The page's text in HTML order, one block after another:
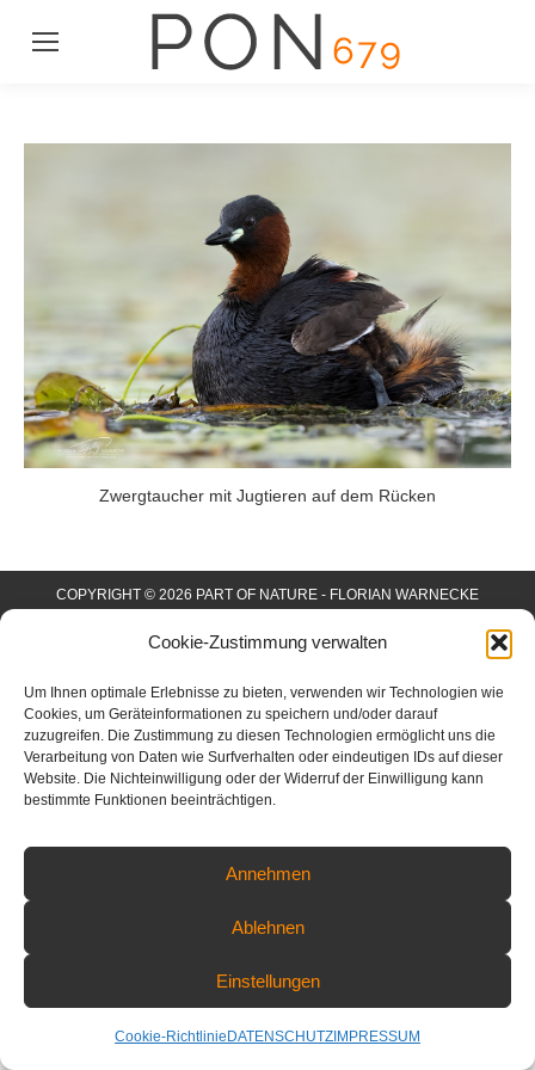
Cookie-Zustimmung verwalten
Um Ihnen optimale Erlebnisse zu bieten, verwenden wir Technologien wie
Cookies, um Geräteinformationen zu speichern und/oder darauf
zuzugreifen. Die Zustimmung zu diesen Technologien ermöglicht uns die
Verarbeitung von Daten wie Surfverhalten oder eindeutigen IDs auf dieser
Website. Die Nichteinwilligung oder der Widerruf der Einwilligung kann
bestimmte Funktionen beeinträchtigen.
Annehmen
Ablehnen
Einstellungen
Cookie-Richtlinie DATENSCHUTZ IMPRESSUM
Zwergtaucher mit Jugtieren auf dem Rücken
COPYRIGHT © 2026 PART OF NATURE - FLORIAN WARNECKE